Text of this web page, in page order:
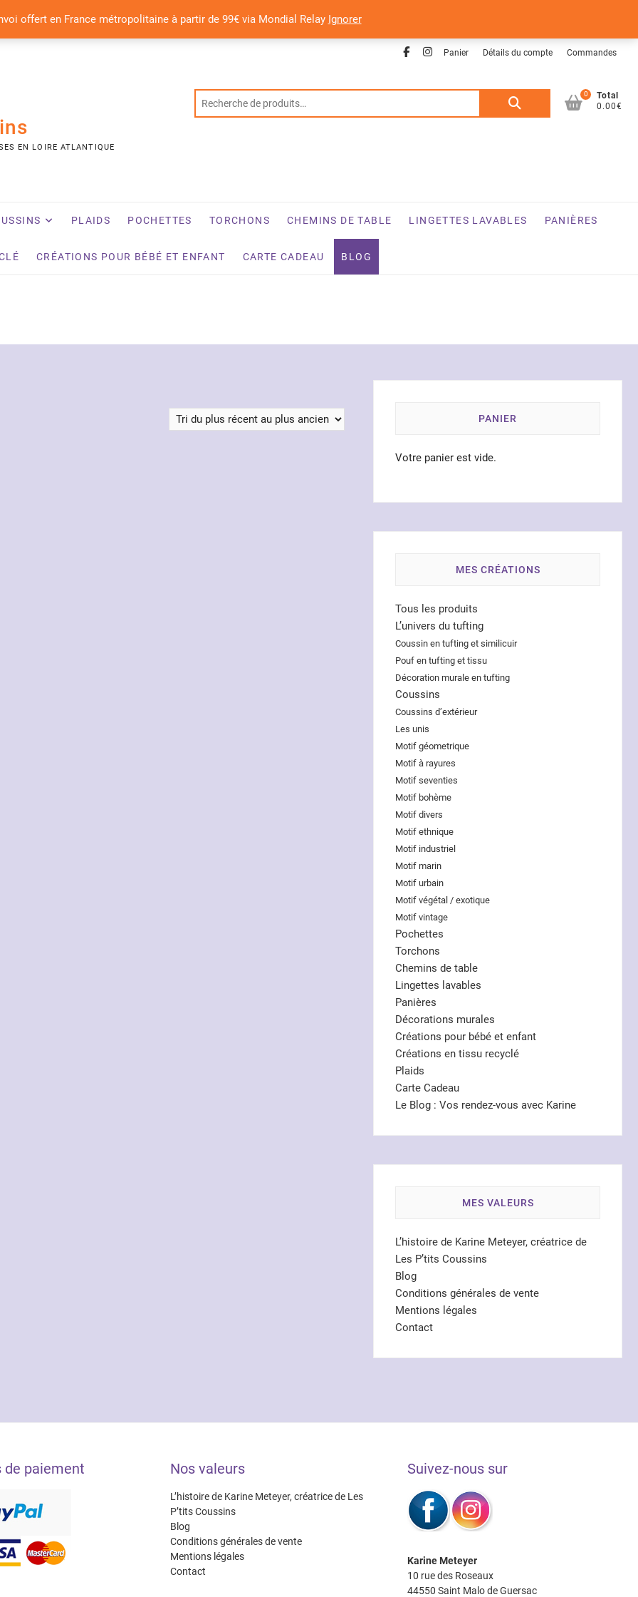
offert en France métropolitaine à partir de 99€ via Mondial Relay Ignorer
Facebook
Instagram
Panier Détails du compte Commandes
EN LOIRE ATLANTIQUE
Recherche
0
Total
0.00€
PLAIDS POCHETTES TORCHONS CHEMINS DE TABLE LINGETTES LAVABLES PANIÈRES
CRÉATIONS POUR BÉBÉ ET ENFANT CARTE CADEAU BLOG
PANIER
Votre panier est vide.
MES CRÉATIONS
Tous les produits
L’univers du tufting
Coussin en tufting et similicuir
Pouf en tufting et tissu
Décoration murale en tufting
Coussins
Coussins d’extérieur
Les unis
Motif géometrique
Motif à rayures
Motif seventies
Motif bohème
Motif divers
Motif ethnique
Motif industriel
Motif marin
Motif urbain
Motif végétal / exotique
Motif vintage
Pochettes
Torchons
Chemins de table
Lingettes lavables
Panières
Décorations murales
Créations pour bébé et enfant
Créations en tissu recyclé
Plaids
Carte Cadeau
Le Blog : Vos rendez-vous avec Karine
MES VALEURS
L’histoire de Karine Meteyer, créatrice de
Les P’tits Coussins
Blog
Conditions générales de vente
Mentions légales
Contact
de paiement Nos valeurs
L’histoire de Karine Meteyer, créatrice de Les
P’tits Coussins
Blog
Conditions générales de vente
Mentions légales
Contact
Suivez-nous sur
Karine Meteyer
10 rue des Roseaux
44550 Saint Malo de Guersac